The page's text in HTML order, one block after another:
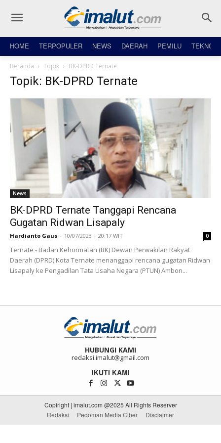
HOME TERPOPULER NEWS DAERAH PEMILU TEKNO
Beranda Topik BK-DPRD Ternate
Topik: BK-DPRD Ternate
News
BK-DPRD Ternate Tanggapi Rencana
Gugatan Ridwan Lisapaly
Hardianto Gaus - 10/07/2023 | 20:17 WIT 0
Ternate - Badan Kehormatan (BK) Dewan Perwakilan Rakyat
Daerah (DPRD) Kota Ternate menanggapi rencana gugatan Ridwan
Lisapaly ke Pengadilan Tata Usaha Negara (PTUN) Ambon...
HUBUNGI KAMI
redaksi.imalut@gmail.com
IKUTI KAMI
Copiright | imalut.com @2025 All Rights Reserver
Redaksi
Pedoman Media Ciber Disclaimer